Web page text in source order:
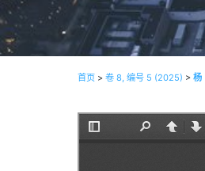
首页 > 卷 8, 编号 5 (2025) > 杨